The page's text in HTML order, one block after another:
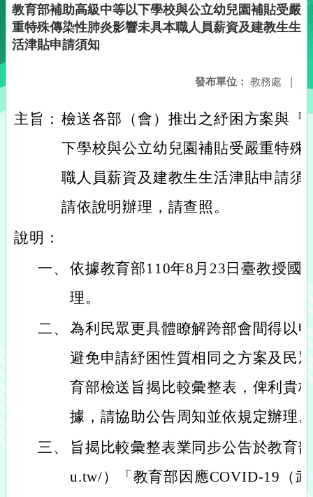
教育部補助高級中等以下學校與公立幼兒園補貼受嚴
重特殊傳染性肺炎影響未具本職人員薪資及建教生生
活津貼申請須知
發布單位： 教務處 |
主旨： 檢送各部（會）推出之紓困方案與『
下學校與公立幼兒園補貼受嚴重特殊
職人員薪資及建教生生活津貼申請須
請依說明辦理，請查照。
說明：
一、 依據教育部110年8月23日臺教授國
理。
二、 為利民眾更具體瞭解跨部會間得以
避免申請紓困性質相同之方案及民
育部檢送旨揭比較彙整表，俾利貴
據，請協助公告周知並依規定辦理。
三、
旨揭比較彙整表業同步公告於教育
u.tw/）「教育部因應COVID-19（